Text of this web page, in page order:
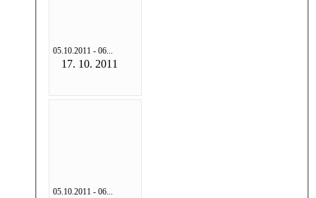
05.10.2011 - 06...
17. 10. 2011
05.10.2011 - 06...